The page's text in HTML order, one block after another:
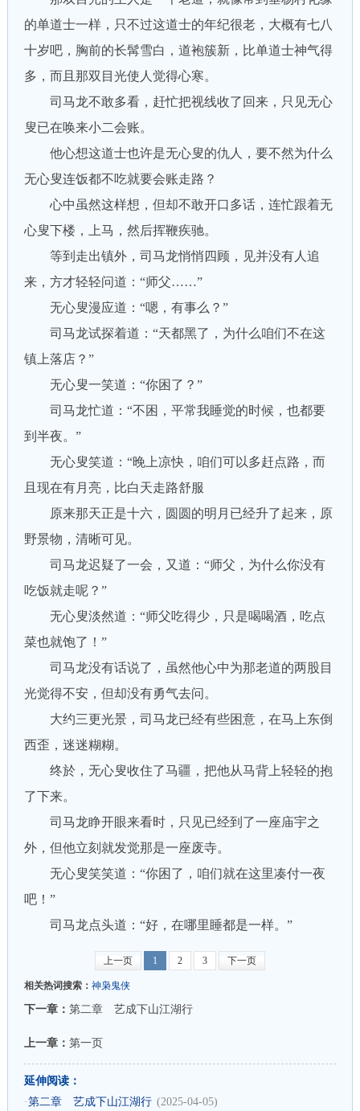
的单道士一样，只不过这道士的年纪很老，大概有七八
十岁吧，胸前的长髯雪白，道袍簇新，比单道士神气得
多，而且那双目光使人觉得心寒。
司马龙不敢多看，赶忙把视线收了回来，只见无心
叟已在唤来小二会账。
他心想这道士也许是无心叟的仇人，要不然为什么
无心叟连饭都不吃就要会账走路？
心中虽然这样想，但却不敢开口多话，连忙跟着无
心叟下楼，上马，然后挥鞭疾驰。
等到走出镇外，司马龙悄悄四顾，见并没有人追
来，方才轻轻问道：“师父……”
无心叟漫应道：“嗯，有事么？”
司马龙试探着道：“天都黑了，为什么咱们不在这
镇上落店？”
无心叟一笑道：“你困了？”
司马龙忙道：“不困，平常我睡觉的时候，也都要
到半夜。”
无心叟笑道：“晚上凉快，咱们可以多赶点路，而
且现在有月亮，比白天走路舒服
原来那天正是十六，圆圆的明月已经升了起来，原
野景物，清晰可见。
司马龙迟疑了一会，又道：“师父，为什么你没有
吃饭就走呢？”
无心叟淡然道：“师父吃得少，只是喝喝酒，吃点
菜也就饱了！”
司马龙没有话说了，虽然他心中为那老道的两股目
光觉得不安，但却没有勇气去问。
大约三更光景，司马龙已经有些困意，在马上东倒
西歪，迷迷糊糊。
终於，无心叟收住了马疆，把他从马背上轻轻的抱
了下来。
司马龙睁开眼来看时，只见已经到了一座庙宇之
外，但他立刻就发觉那是一座废寺。
无心叟笑笑道：“你困了，咱们就在这里凑付一夜
吧！”
司马龙点头道：“好，在哪里睡都是一样。”
上一页 1 2 3 下一页
相关热词搜索： 神枭鬼侠
下一章： 第二章 艺成下山江湖行
上一章： 第一页
延伸阅读：
·第二章 艺成下山江湖行 (2025-04-05)